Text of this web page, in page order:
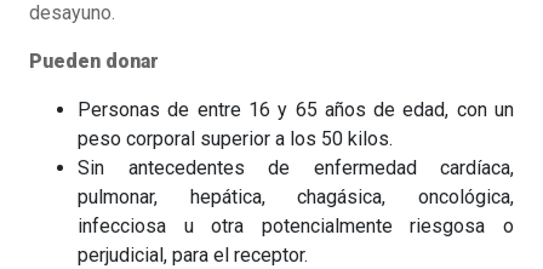
desayuno.
Pueden donar
Personas de entre 16 y 65 años de edad, con un
peso corporal superior a los 50 kilos.
Sin antecedentes de enfermedad cardíaca,
pulmonar, hepática, chagásica, oncológica,
infecciosa u otra potencialmente riesgosa o
perjudicial, para el receptor.